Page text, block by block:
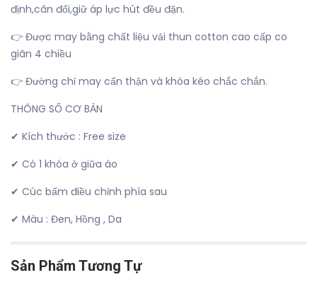
định,cân đối,giữ áp lực hút đều đặn.
👉 Được may bằng chất liệu vải thun cotton cao cấp co
giãn 4 chiều
👉 Đường chỉ may cẩn thận và khóa kéo chắc chắn.
THÔNG SỐ CƠ BẢN
✔ Kích thước : Free size
✔ Có 1 khóa ở giữa áo
✔ Cúc bấm điều chỉnh phía sau
✔ Màu : Đen, Hồng , Da
Sản Phẩm Tương Tự